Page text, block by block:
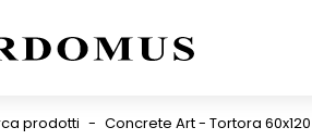
prodotti - Concrete Art - Tortora